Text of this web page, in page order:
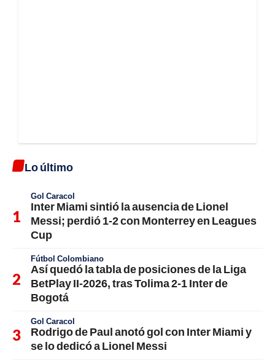
Lo último
Gol Caracol
Inter Miami sintió la ausencia de Lionel
Messi; perdió 1-2 con Monterrey en Leagues
Cup
Fútbol Colombiano
Así quedó la tabla de posiciones de la Liga
BetPlay II-2026, tras Tolima 2-1 Inter de
Bogotá
Gol Caracol
Rodrigo de Paul anotó gol con Inter Miami y
se lo dedicó a Lionel Messi